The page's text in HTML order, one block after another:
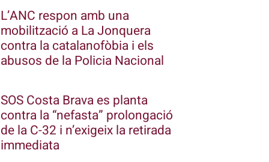
L’ANC respon amb una
mobilització a La Jonquera
contra la catalanofòbia i els
abusos de la Policia Nacional
SOS Costa Brava es planta
contra la “nefasta” prolongació
de la C-32 i n’exigeix la retirada
immediata